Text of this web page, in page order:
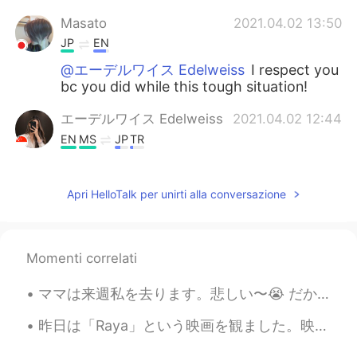
Masato 2021.04.02 13:50
JP EN
@エーデルワイス Edelweiss I respect you
bc you did while this tough situation!
エーデルワイス Edelweiss 2021.04.02 12:44
EN MS JPTR
エーデルワイス Edelweiss 2021.04.02 12:43
ENMS JPTR
@tsokolate
ありがとう😊はい、頑張りま
Apri HelloTalk per unirti alla conversazione
Momenti correlati
ママは来週私を去ります。悲しい〜😭 だから、ひまわりの畑に連れて行きました。ママはひまわりのように花だと思います。明るくて陽気な感じがあるから。ひまわりを見ると、そんなことを思ってます。ママを考...
昨日は「Raya」という映画を観ました。映画の設定は東南アジアで、色々な東南アジアに関係があるものを見た時嬉しかった。 ラヤちゃんはArnis / Eskrima /Kali が本当にかっこよ...